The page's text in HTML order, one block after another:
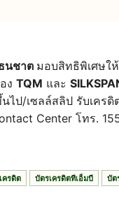
นชาต มอบสิทธิพิเศษใ
ง TQM และ
ไป/เซลล์สลิป รับเคร
Center โทร.
ครดิต บัตรเครดิตทีเอ็มบี บัต